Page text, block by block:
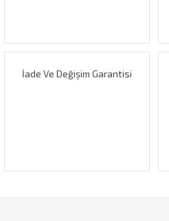
İade Ve Değişim Garantisi